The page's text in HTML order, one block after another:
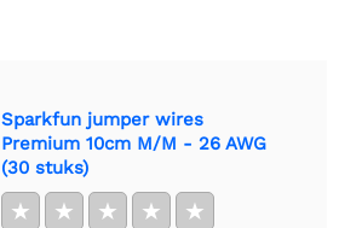
Sparkfun jumper wires
Premium 10cm M/M - 26 AWG
(30 stuks)
★ ★ ★ ★ ★